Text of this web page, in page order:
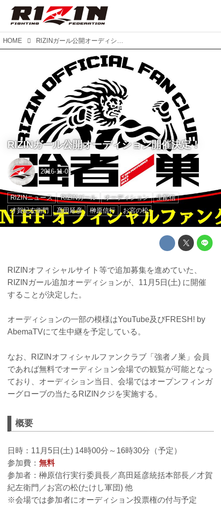
HOME RIZINガール公開オーディション開催決定！
RIZINガール公開オーディション開催決定！
2016-11-01
RIZINニュース RIZINガール オーディション
生配信
才賀紀左衛門
髙田延彦 榊原信行 お宮の松
RIZINオフィシャルサイト等で追加募集を進めていた、
RIZINガール追加オーディションが、11月5日(土) に開催
することが決定した。
オーディションの一部の模様はYouTube及びFRESH! by
AbemaTVにて生中継を予定している。
なお、RIZINオフィシャルファンクラブ「強者ノ巣」会員
であれば無料でオーディション会場での観覧が可能となっ
ており、オーディション当日、会場ではオープンフィンガ
ーグローブの当たるRIZINクジを実施する。
概要
日時：11月5日(土) 14時00分～16時30分（予定）
参加費： 無料
参加者：榊原信行実行委員長／髙田延彦統括本部長／才賀
紀左衛門／お宮の松(たけし軍団) 他
※会場では参加者にオーディション投票権の付与予定